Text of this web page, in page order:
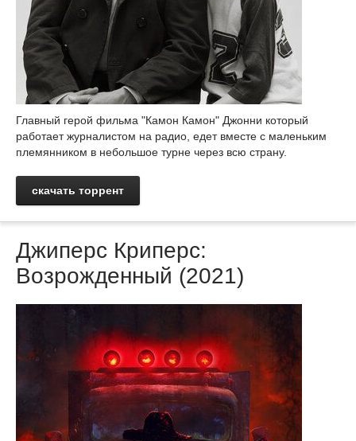
Главный герой фильма "Камон Камон" Джонни который
работает журналистом на радио, едет вместе с маленьким
племянником в небольшое турне через всю страну.
скачать торрент
Джиперс Криперс:
Возрожденный (2021)